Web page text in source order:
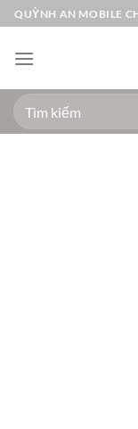
Bỏ
qua
nội
QUỲNH AN MOBILE
Tìm
kiếm: